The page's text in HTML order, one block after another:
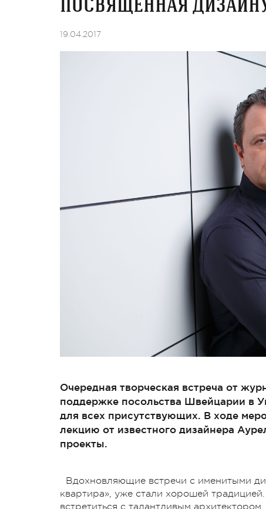
19.04.2017
Очередная творческая встреча от
поддержке посольства Швейцарии в
для всех присутствующих. В ходе
лекцию от известного дизайнера
проекты.
Вдохновляющие встречи с именитыми
квартира», уже стали хорошей
встретиться с талантливым